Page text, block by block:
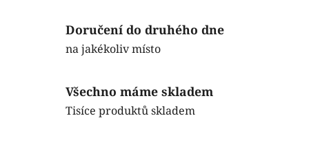
Doručení do druhého dne
na jakékoliv místo
Všechno máme skladem
Tisíce produktů skladem